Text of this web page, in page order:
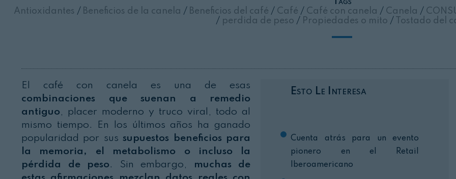
Antioxidantes / Beneficios de la canela / Beneficios del café / Café / Café con canela / Canela /
/ perdida de peso / Propiedades o mito / Tostado del
Esto Le Interesa
Cuenta atrás para un evento
pionero en el Retail
Iberoamericano
El café con canela es una de esas
combinaciones que suenan a remedio
antiguo , placer moderno y truco viral, todo al
mismo tiempo. En los últimos años ha ganado
popularidad por sussupuestos beneficios para
la memoria, el metabolismo o incluso la
pérdida de peso. Sin embargo,
muchas de